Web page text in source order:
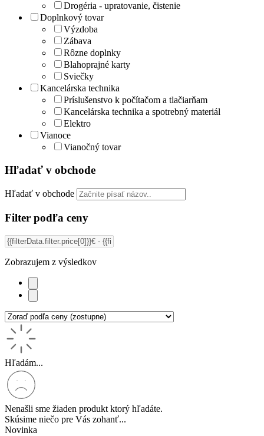
Drogéria - upratovanie, čistenie
Doplnkový tovar
Výzdoba
Zábava
Rôzne doplnky
Blahoprajné karty
Sviečky
Kancelárska technika
Príslušenstvo k počítačom a tlačiarňam
Kancelárska technika a spotrebný materiál
Elektro
Vianoce
Vianočný tovar
Hľadať v obchode
Hľadať v obchode
Filter podľa ceny
Zobrazujem z výsledkov
Hľadám...
Nenašli sme žiaden produkt ktorý hľadáte.
Skúsime niečo pre Vás zohanť...
Novinka